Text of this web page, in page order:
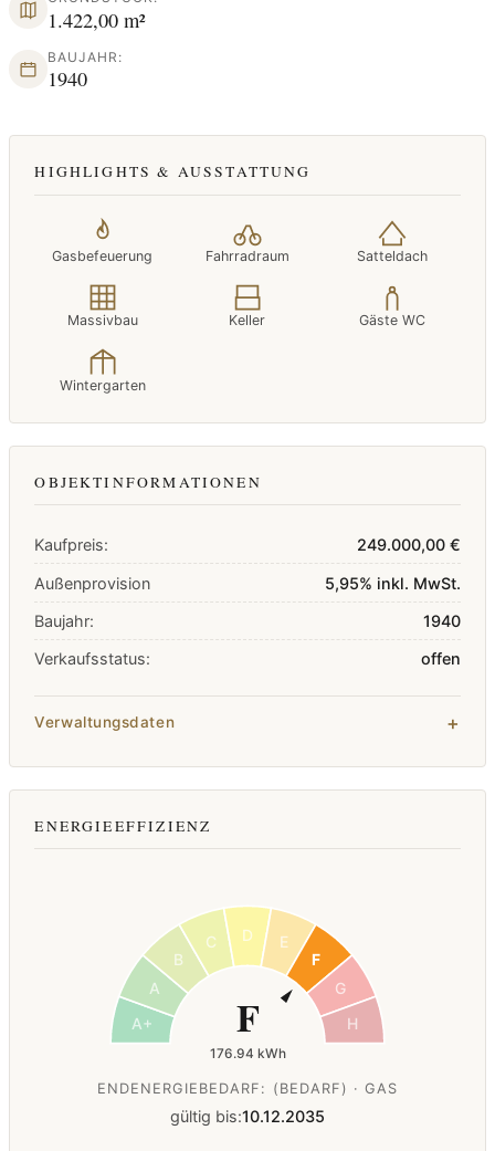
1.422,00 m²
BAUJAHR:
1940
HIGHLIGHTS & AUSSTATTUNG
Gasbefeuerung Fahrradraum Satteldach
Massivbau Keller Gäste WC
Wintergarten
OBJEKTINFORMATIONEN
Kaufpreis: 249.000,00 €
Außenprovision 5,95% inkl. MwSt.
Baujahr: 1940
Verkaufsstatus: offen
Verwaltungsdaten
ENERGIEEFFIZIENZ
A+
A
B
C D E
F
G
H
F
176.94 kWh
ENDENERGIEBEDARF: (BEDARF) · GAS
gültig bis:10.12.2035